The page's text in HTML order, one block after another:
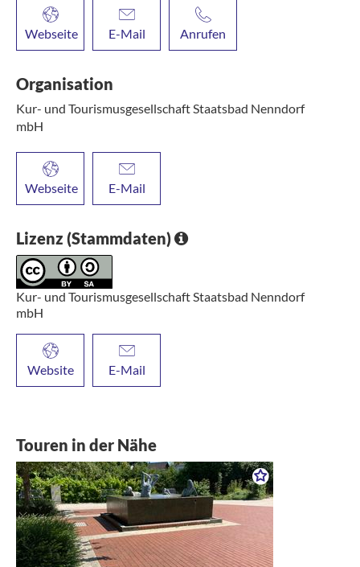
Webseite E-Mail Anrufen
Organisation
Kur- und Tourismusgesellschaft Staatsbad Nenndorf
mbH
Webseite E-Mail
Lizenz (Stammdaten)
Kur- und Tourismusgesellschaft Staatsbad Nenndorf
mbH
Website E-Mail
Touren in der Nähe